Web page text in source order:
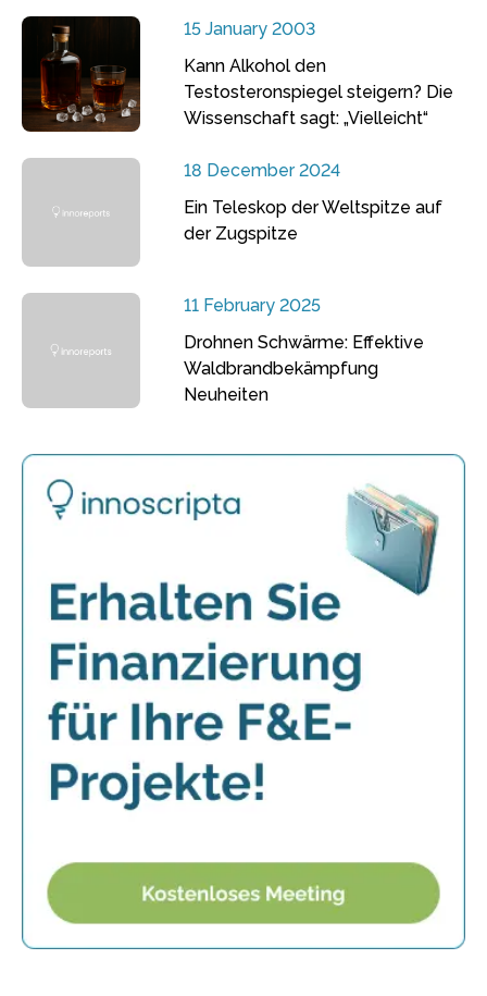
15 January 2003
Kann Alkohol den
Testosteronspiegel steigern? Die
Wissenschaft sagt: „Vielleicht“
18 December 2024
Ein Teleskop der Weltspitze auf
der Zugspitze
11 February 2025
Drohnen Schwärme: Effektive
Waldbrandbekämpfung
Neuheiten